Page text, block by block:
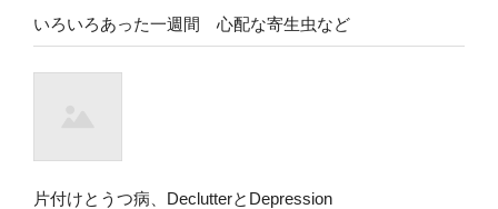
いろいろあった一週間 心配な寄生虫など
片付けとうつ病、DeclutterとDepression